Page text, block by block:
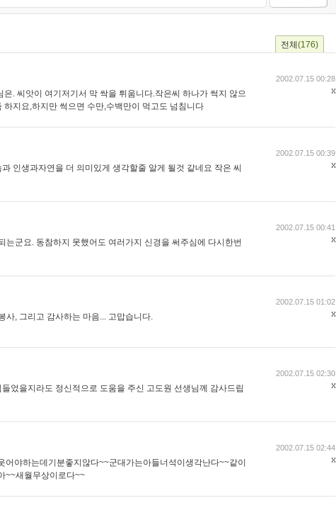
전체 (176)
. 씨앗이 여기저기서 막 싹을 튀움니다.작은씨 하나가 썩지 않으
하지요,하지만 썩으면 수만,수백만이 먹고도 넘침니다
2002.07.15 00:28
인생과자연을 더 의미있게 생각할줄 알게 될것 같네요 작은 씨
2002.07.15 00:39
는군요. 동참하지 못했어도 여러가지 신경을 써주심에 다시한번
2002.07.15 00:41
사, 그리고 감사하는 마음... 고맙습니다.
2002.07.15 01:02
었을지라도 정신적으로 도움을 주신 고도원 선생님께 감사드립
2002.07.15 02:30
어야하는데기분좋지않다~~군대가는아들너석이생각난다~~같이
~~새월무상이로다~~
2002.07.15 02:44